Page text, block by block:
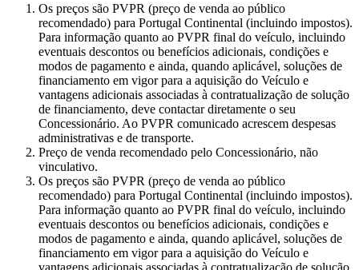
Os preços são PVPR (preço de venda ao público
recomendado) para Portugal Continental (incluindo impostos).
Para informação quanto ao PVPR final do veículo, incluindo
eventuais descontos ou benefícios adicionais, condições e
modos de pagamento e ainda, quando aplicável, soluções de
financiamento em vigor para a aquisição do Veículo e
vantagens adicionais associadas à contratualização de solução
de financiamento, deve contactar diretamente o seu
Concessionário. Ao PVPR comunicado acrescem despesas
administrativas e de transporte.
Preço de venda recomendado pelo Concessionário, não
vinculativo.
Os preços são PVPR (preço de venda ao público
recomendado) para Portugal Continental (incluindo impostos).
Para informação quanto ao PVPR final do veículo, incluindo
eventuais descontos ou benefícios adicionais, condições e
modos de pagamento e ainda, quando aplicável, soluções de
financiamento em vigor para a aquisição do Veículo e
vantagens adicionais associadas à contratualização de solução